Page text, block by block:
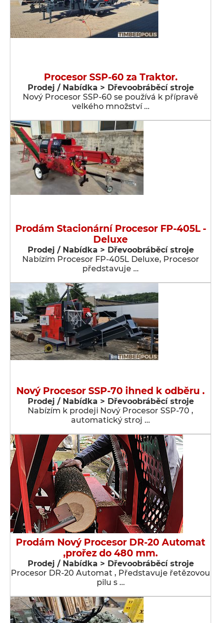
Procesor SSP-60 za Traktor.
Prodej / Nabídka > Dřevoobráběcí stroje
Nový Procesor SSP-60 se používá k přípravě
velkého množství …
Prodám Stacionární Procesor FP-405L -
Deluxe
Prodej / Nabídka > Dřevoobráběcí stroje
Nabízím Procesor FP-405L Deluxe, Procesor
představuje …
Nový Procesor SSP-70 ihned k odběru .
Prodej / Nabídka > Dřevoobráběcí stroje
Nabízím k prodeji Nový Procesor SSP-70 ,
automatický stroj …
Prodám Nový Procesor DR-20 Automat
,prořez do 480 mm.
Prodej / Nabídka > Dřevoobráběcí stroje
Procesor DR-20 Automat , Představuje řetězovou
pilu s …